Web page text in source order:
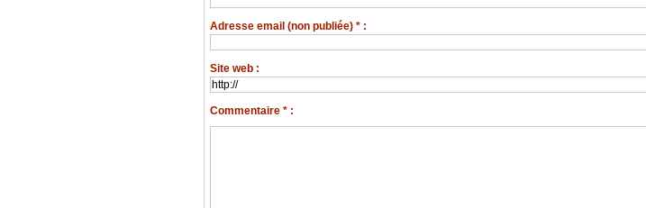
Adresse email (non publiée) * :
Site web :
Commentaire * :